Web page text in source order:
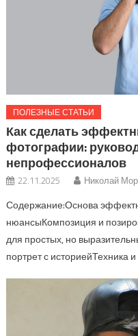
ПОЛЕЗНЫЕ СТАТЬИ
Как сделать
фотографии:
непрофессионалов
22.11.2025 Николай
Содержание:Основа
нюансыКомпозиция и
для простых, но
портрет с историейТехника